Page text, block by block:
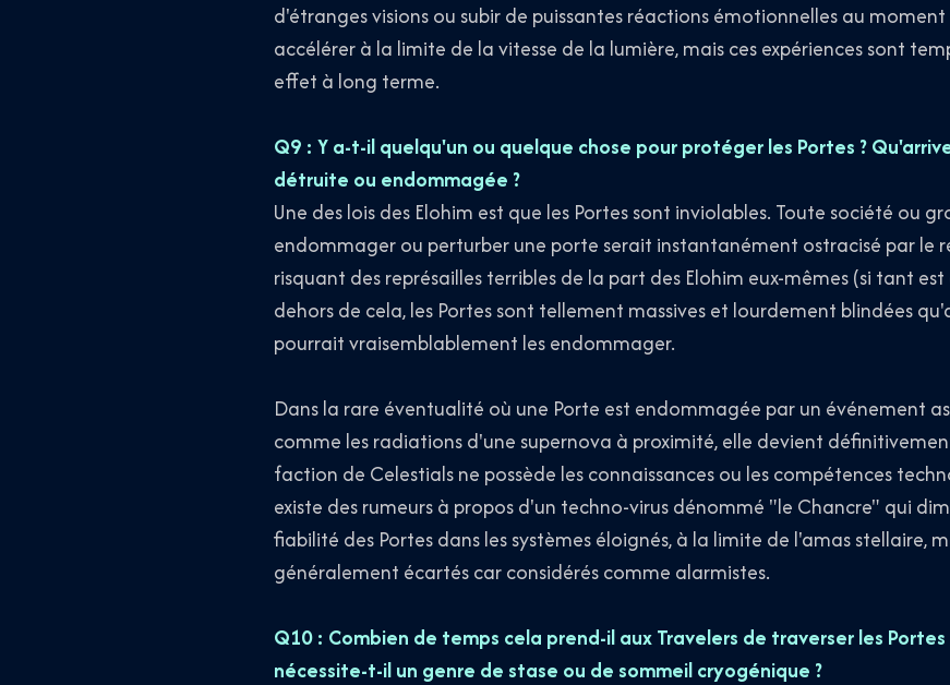
d'étranges visions ou subir de puissantes réactions émotionnelles au
accélérer à la limite de la vitesse de la lumière, mais ces expériences sont
effet à long terme.
Q9 : Y a-t-il quelqu'un ou quelque chose pour protéger les Portes ?
détruite ou endommagée ?
Une des lois des Elohim est que les Portes sont inviolables. Toute société ou
endommager ou perturber une porte serait instantanément ostracisé par le
risquant des représailles terribles de la part des Elohim eux-mêmes (si tant
dehors de cela, les Portes sont tellement massives et lourdement blindées
pourrait vraisemblablement les endommager.
Dans la rare éventualité où une Porte est endommagée par un événement
comme les radiations d'une supernova à proximité, elle devient
faction de Celestials ne possède les connaissances ou les compétences
existe des rumeurs à propos d'un techno-virus dénommé "le Chancre" qui
fiabilité des Portes dans les systèmes éloignés, à la limite de l'amas stellaire,
généralement écartés car considérés comme alarmistes.
Q10 : Combien de temps cela prend-il aux Travelers de traverser les
nécessite-t-il un genre de stase ou de sommeil cryogénique ?